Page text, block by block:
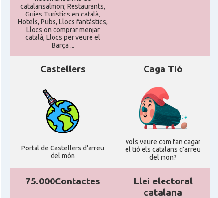
catalansalmon; Restaurants,
Guies Turístics en català,
Hotels, Pubs, Llocs fantàstics,
Llocs on comprar menjar
català, Llocs per veure el
Barça ...
Castellers
Portal de Castellers d'arreu
del món
Caga Tió
vols veure com fan cagar
el tió els catalans d'arreu
del mon?
75.000Contactes
Llei electoral
catalana